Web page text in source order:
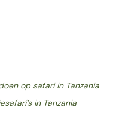
op safari in Tanzania
in Tanzania